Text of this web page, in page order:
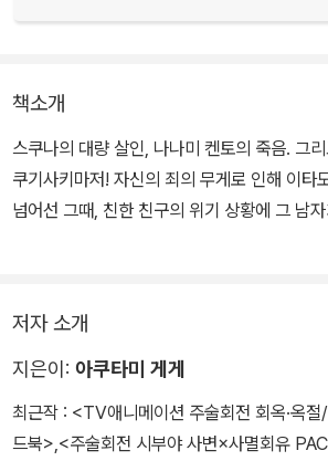
책소개
스쿠나의 대량 살인, 나나미 켄토의 죽음. 그
쿠기사키마저! 자신의 죄의 무게로 인해 이타
넘어선 그때, 친한 친구의 위기 상황에 그 남
저자 소개
지은이: 아쿠타미 게게
최근작 : <TV애니메이션 주술회전 회옥·옥
드북> <주술회전 시부야 사변×사멸회유